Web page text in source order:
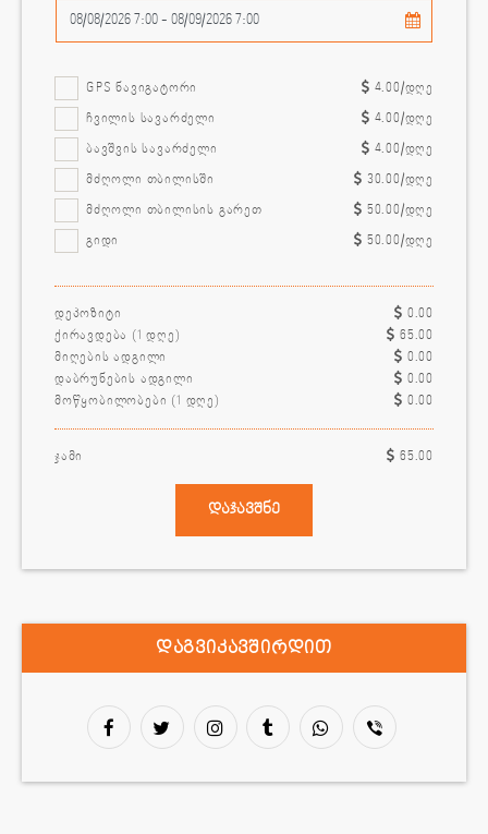
GPS ნავიგატორი 4.00/დღე
ჩვილის სავარძელი 4.00/დღე
ბავშვის სავარძელი 4.00/დღე
მძღოლი თბილისში 30.00/დღე
მძღოლი თბილისის გარეთ 50.00/დღე
გიდი 50.00/დღე
დეპოზიტი
0.00
ქირავდება (1 დღე)
65.00
მიღების ადგილი
0.00
დაბრუნების ადგილი
0.00
მოწყობილობები (1 დღე) 0.00
ჯამი 65.00
დაჯავშნე
დაგვიკავშირდით